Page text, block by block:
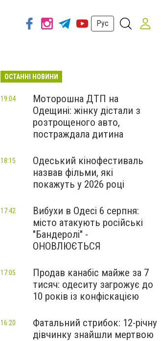
Рус
ОСТАННІ НОВИНИ
Моторошна ДТП на
Одещині: жінку дістали з
розтрощеного авто,
постраждала дитина
19:04
Одеський кінофестиваль
назвав фільми, які
покажуть у 2026 році
18:15
Вибухи в Одесі 6 серпня:
місто атакують російські
"Бандеролі" -
ОНОВЛЮЄТЬСЯ
17:42
Продав канабіс майже за 7
тисяч: одеситу загрожує до
10 років із конфіскацією
17:05
Фатальний стрибок: 12-річну
дівчинку знайшли мертвою
16:20